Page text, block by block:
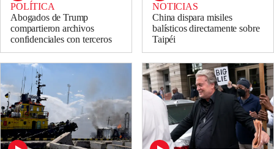
POLÍTICA
Abogados de Trump
compartieron archivos
confidenciales con terceros
NOTICIAS
China dispara misiles
balísticos directamente sobre
Taipéi